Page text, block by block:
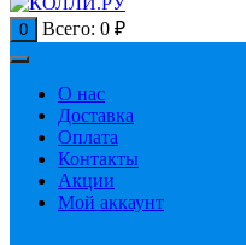
0 Всего: 0 ₽
О нас
Доставка
Оплата
Контакты
Акции
Мой аккаунт